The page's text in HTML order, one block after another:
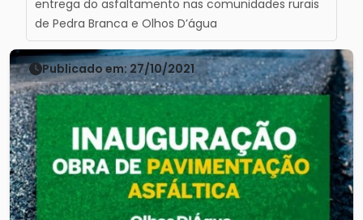
entrega do asfaltamento nas comunidades rurais
de Pedra Branca e Olhos D’água
Publicado em: 27/10/2021